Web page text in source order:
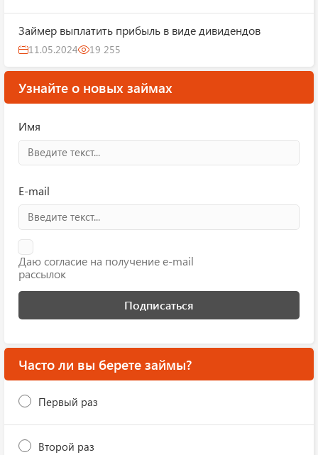
Займер выплатить прибыль в виде дивидендов
11.05.2024 19 255
Узнайте о новых займах
Имя
E-mail
Даю согласие на получение e-mail
рассылок
Подписаться
Часто ли вы берете займы?
Первый раз
Второй раз